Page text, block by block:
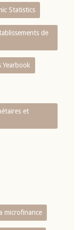
Statistics
de
Yearbook
et
microfinance